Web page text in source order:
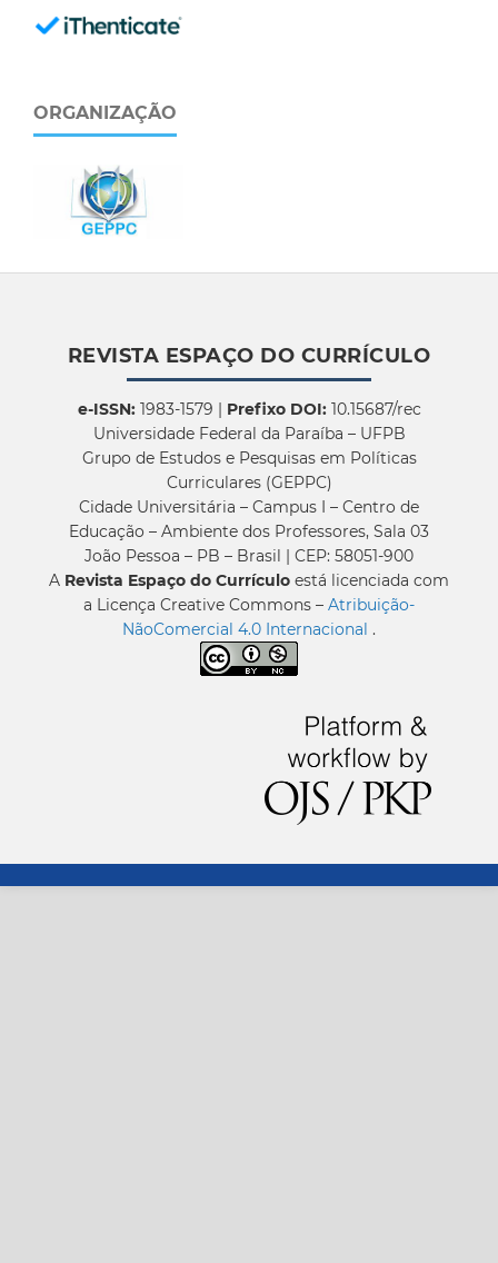
ORGANIZAÇÃO
REVISTA ESPAÇO DO CURRÍCULO
e-ISSN:1983-1579 | Prefixo DOI:10.15687/rec
Universidade Federal da Paraíba – UFPB
Grupo de Estudos e Pesquisas em Políticas
Curriculares (GEPPC)
Cidade Universitária – Campus I – Centro de
Educação – Ambiente dos Professores, Sala 03
João Pessoa – PB – Brasil | CEP: 58051-900
A Revista Espaço do Currículo está licenciada com
a Licença Creative Commons – Atribuição-
NãoComercial 4.0 Internacional .